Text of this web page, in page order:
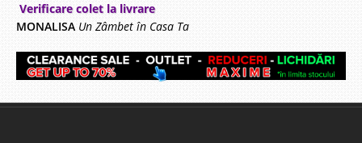
Verificare colet la livrare
MONALISA Un Zâmbet în Casa Ta